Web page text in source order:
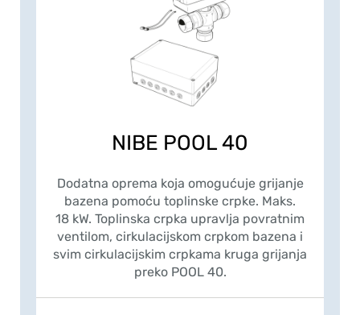
NIBE POOL 40
Dodatna oprema koja omogućuje grijanje
bazena pomoću toplinske crpke. Maks.
18 kW. Toplinska crpka upravlja povratnim
ventilom, cirkulacijskom crpkom bazena i
svim cirkulacijskim crpkama kruga grijanja
preko POOL 40.